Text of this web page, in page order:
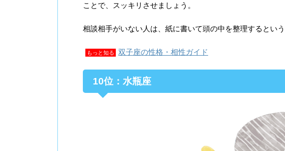
ことで、スッキリさせましょう。
相談相手がいない人は、紙に書いて頭の中を整理するという
もっと知る 双子座の性格・相性ガイド
10位：水瓶座